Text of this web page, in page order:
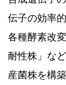
伝子の効率
各種酵素改
耐性株」な
産菌株を構